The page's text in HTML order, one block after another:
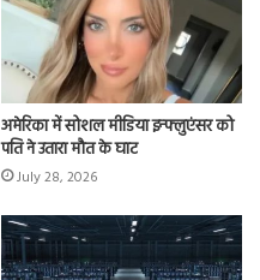
अमेरिका में सोशल मीडिया इन्फ्लुएंसर को
पति ने उतारा मौत के घाट
July 28, 2026